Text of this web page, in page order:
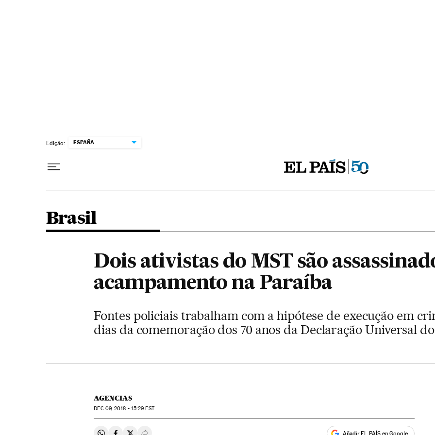
Edição: ESPAÑA
Brasil
Dois ativistas do MST são
acampamento na Paraíba
Fontes policiais trabalham com a hipótese de execução em
dias da comemoração dos 70 anos da Declaração Universal
AGENCIAS
DEC09, 2018 - 15:29 EST
Añadir EL PAÍS en Google